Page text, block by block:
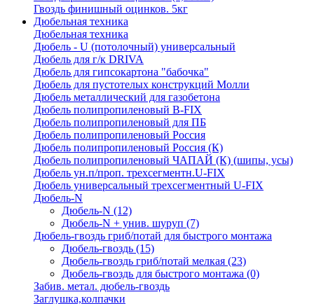
Гвоздь финишный оцинков. 5кг
Дюбельная техника
Дюбельная техника
Дюбель - U (потолочный) универсальный
Дюбель для г/к DRIVA
Дюбель для гипсокартона "бабочка"
Дюбель для пустотелых конструкций Молли
Дюбель металлический для газобетона
Дюбель полипропиленовый В-FIX
Дюбель полипропиленовый для ПБ
Дюбель полипропиленовый Россия
Дюбель полипропиленовый Россия (К)
Дюбель полипропиленовый ЧАПАЙ (К) (шипы, усы)
Дюбель ун.п/проп. трехсегментн.U-FIX
Дюбель универсальный трехсегментный U-FIX
Дюбель-N
Дюбель-N (12)
Дюбель-N + унив. шуруп (7)
Дюбель-гвоздь гриб/потай для быстрого монтажа
Дюбель-гвоздь (15)
Дюбель-гвоздь гриб/потай мелкая (23)
Дюбель-гвоздь для быстрого монтажа (0)
Забив. метал. дюбель-гвоздь
Заглушка,колпачки